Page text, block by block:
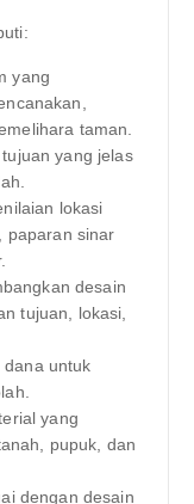
yang
taman.
yang jelas
lokasi
paparan sinar
desain
tujuan, lokasi,
dana untuk
yang
pupuk, dan
dengan desain